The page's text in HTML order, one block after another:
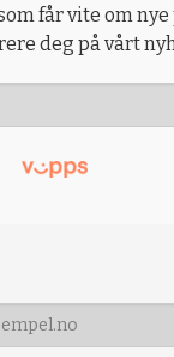
får vite om
deg på vårt